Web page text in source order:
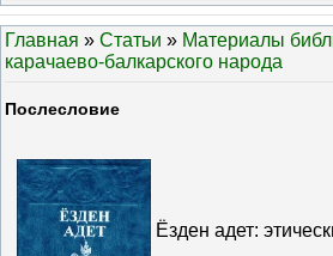
Главная » Статьи » Материалы
карачаево-балкарского народа
Послесловие
Ёзден адет: